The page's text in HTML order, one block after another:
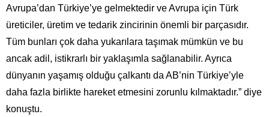
Avrupa’dan Türkiye’ye gelmektedir ve Avrupa için Türk
üreticiler, üretim ve tedarik zincirinin önemli bir parçasıdır.
Tüm bunları çok daha yukarılara taşımak mümkün ve bu
ancak adil, istikrarlı bir yaklaşımla sağlanabilir. Ayrıca
dünyanın yaşamış olduğu çalkantı da AB’nin Türkiye’yle
daha fazla birlikte hareket etmesini zorunlu kılmaktadır.” diye
konuştu.